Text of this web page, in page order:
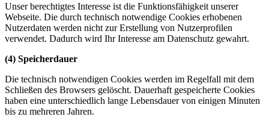
Unser berechtigtes Interesse ist die Funktionsfähigkeit unserer
Webseite. Die durch technisch notwendige Cookies erhobenen
Nutzerdaten werden nicht zur Erstellung von Nutzerprofilen
verwendet. Dadurch wird Ihr Interesse am Datenschutz gewahrt.
(4) Speicherdauer
Die technisch notwendigen Cookies werden im Regelfall mit dem
Schließen des Browsers gelöscht. Dauerhaft gespeicherte Cookies
haben eine unterschiedlich lange Lebensdauer von einigen Minuten
bis zu mehreren Jahren.